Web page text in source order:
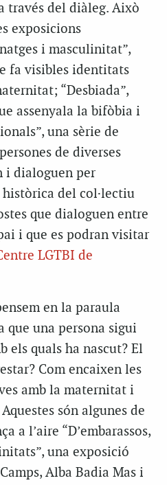
través del diàleg. Això
exposicions
i masculinitat”,
fa visibles identitats
“Desbiada”,
assenyala la bifòbia i
una sèrie de
de diverses
i dialoguen per
del col·lectiu
que dialoguen entre
i que es podran visitar
LGTBI de
en la paraula
que una persona sigui
els quals ha nascut? El
Com encaixen les
amb la maternitat i
són algunes de
a l’aire “D’embarassos,
una exposició
Alba Badia Mas i